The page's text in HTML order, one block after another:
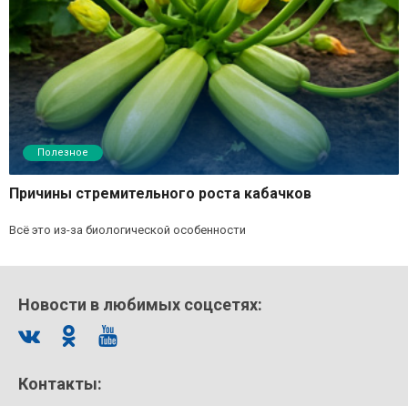
Полезное
Причины стремительного роста кабачков
Всё это из-за биологической особенности
Новости в любимых соцсетях:
Контакты: